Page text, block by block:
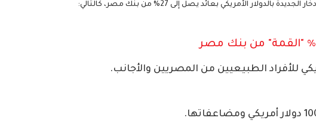
الأمريكي بعائد يصل إلى 27% من بنك مصر، كالتالي:
للأفراد الطبيعيين من المصريين والأجانب.